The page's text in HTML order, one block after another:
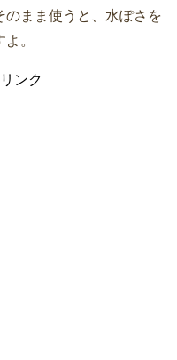
まま使うと、水ぽさを
。
ンク